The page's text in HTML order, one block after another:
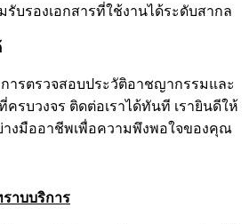
รับรองเอกสารที่ใช้งานได้ระดับสากล
รตรวจสอบประวัติอาชญากรรมและ
รบวงจร ติดต่อเราได้ทันที เรายินดีให้
งมืออาชีพเพื่อความพึงพอใจของคุณ
าบบริการ